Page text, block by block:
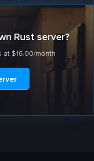
Rust server?
at $16.00/month